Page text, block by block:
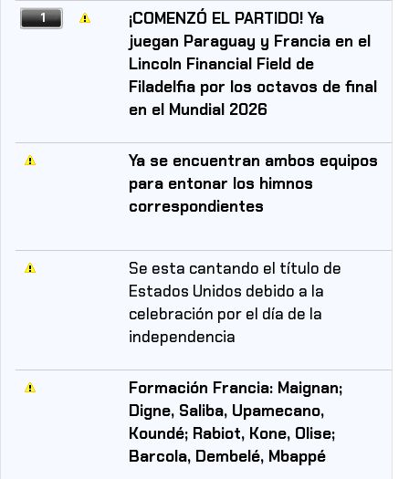
1
¡COMENZÓ EL PARTIDO! Ya
juegan Paraguay y Francia en el
Lincoln Financial Field de
Filadelfia por los octavos de final
en el Mundial 2026
Ya se encuentran ambos equipos
para entonar los himnos
correspondientes
Se esta cantando el título de
Estados Unidos debido a la
celebración por el día de la
independencia
Formación Francia: Maignan;
Digne, Saliba, Upamecano,
Koundé; Rabiot, Kone, Olise;
Barcola, Dembelé, Mbappé